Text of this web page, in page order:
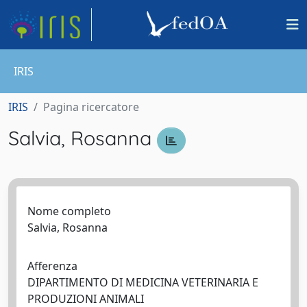
IRIS
IRIS Pagina ricercatore
Salvia, Rosanna
Nome completo
Salvia, Rosanna
Afferenza
DIPARTIMENTO DI MEDICINA VETERINARIA E
PRODUZIONI ANIMALI